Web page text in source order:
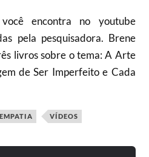
encontra no youtube
pela pesquisadora. Brene
livros sobre o tema: A Arte
de Ser Imperfeito e Cada
EMPATIA VÍDEOS